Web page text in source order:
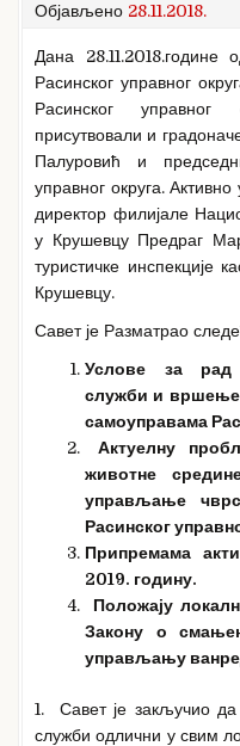
Објављено 28.11.2018.
Дана
Расинског управног
Расинског управног
присутвовали и
Палуровић и
управног округа.
директор филијале
у Крушевцу Предраг
туристичке инспекције
Крушевцу.
Савет је Разматрао
Услове за рад
служби и вршење
самоуправама
Актуелну
животне
управљање
Расинског
Припремама
2019. годину.
Положају
Закону о
управљању
1. Савет је закључио да
служби одлични у свим